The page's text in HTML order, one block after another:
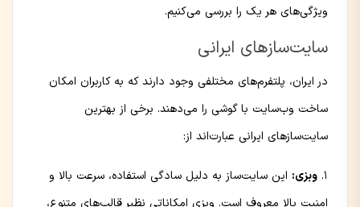
ویژگی‌های هر یک را بررسی می‌کنیم.
سایت‌سازهای ایرانی
در ایران، پلتفرم‌های مختلفی وجود دارند که به کاربران امکان
ساخت وب‌سایت با گوشی را می‌دهند. برخی از بهترین
سایت‌سازهای ایرانی عبارت‌اند از:
وبزی: این سایت‌ساز به دلیل سادگی استفاده، سرعت بالا و
امنیت بالا معروف است. وبزی امکاناتی نظیر قالب‌های متنوع،